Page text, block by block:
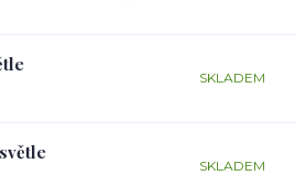
SKLADEM
SKLADEM